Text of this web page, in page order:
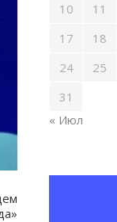
10
11
17
18
24
25
31
« Июл